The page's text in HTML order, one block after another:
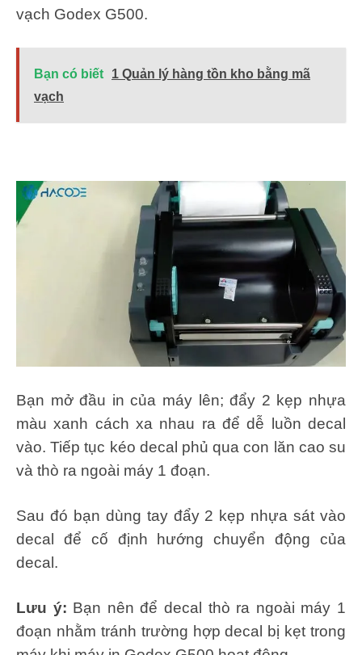
vạch Godex G500.
Bạn có biết
1 Quản lý hàng tồn kho bằng mã
vạch
Bạn mở đầu in của máy lên; đẩy 2 kẹp nhựa
màu xanh cách xa nhau ra để dễ luồn decal
vào. Tiếp tục kéo decal phủ qua con lăn cao su
và thò ra ngoài máy 1 đoạn.
Sau đó bạn dùng tay đẩy 2 kẹp nhựa sát vào
decal để cố định hướng chuyển động của
decal.
Lưu ý: Bạn nên để decal thò ra ngoài máy 1
đoạn nhằm tránh trường hợp decal bị kẹt trong